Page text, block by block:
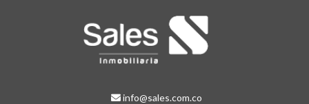
info@sales.com.co